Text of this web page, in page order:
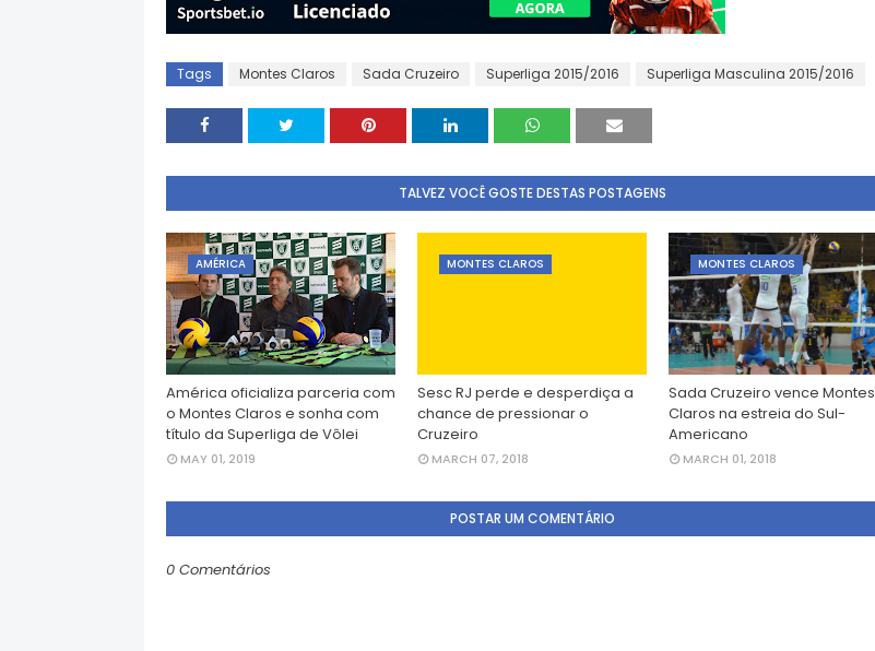
Tags Montes Claros Sada Cruzeiro Superliga 2015/2016 Superliga Masculina 2015/2016
TALVEZ VOCÊ GOSTE DESTAS POSTAGENS
AMÉRICA
América oficializa parceria com
o Montes Claros e sonha com
título da Superliga de Vôlei
MAY 01, 2019
MONTES CLAROS
Sesc RJ perde e desperdiça a
chance de pressionar o
Cruzeiro
MARCH 07, 2018
MONTES CLAROS
Sada Cruzeiro vence Montes
Claros na estreia do Sul-
Americano
MARCH 01, 2018
POSTAR UM COMENTÁRIO
0 Comentários